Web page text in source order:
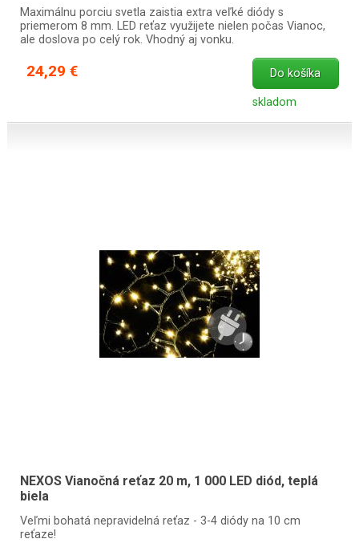
Maximálnu porciu svetla zaistia extra veľké diódy s
priemerom 8 mm. LED reťaz využijete nielen počas Vianoc,
ale doslova po celý rok. Vhodný aj vonku.
24,29 € Do košíka
skladom
NEXOS Vianočná reťaz 20 m, 1 000 LED diód, teplá
biela
Veľmi bohatá nepravidelná reťaz - 3-4 diódy na 10 cm
reťaze!